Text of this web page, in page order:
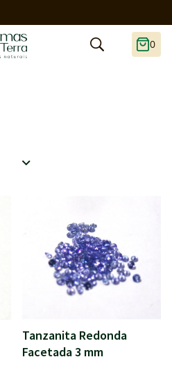
0
Tanzanita Redonda
Facetada 3 mm